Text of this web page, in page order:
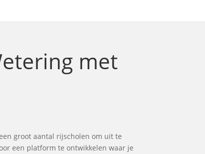
met
groot aantal rijscholen om uit te
een platform te ontwikkelen waar je